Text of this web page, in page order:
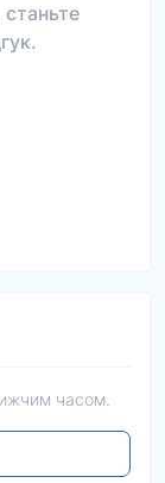
станьте
часом.